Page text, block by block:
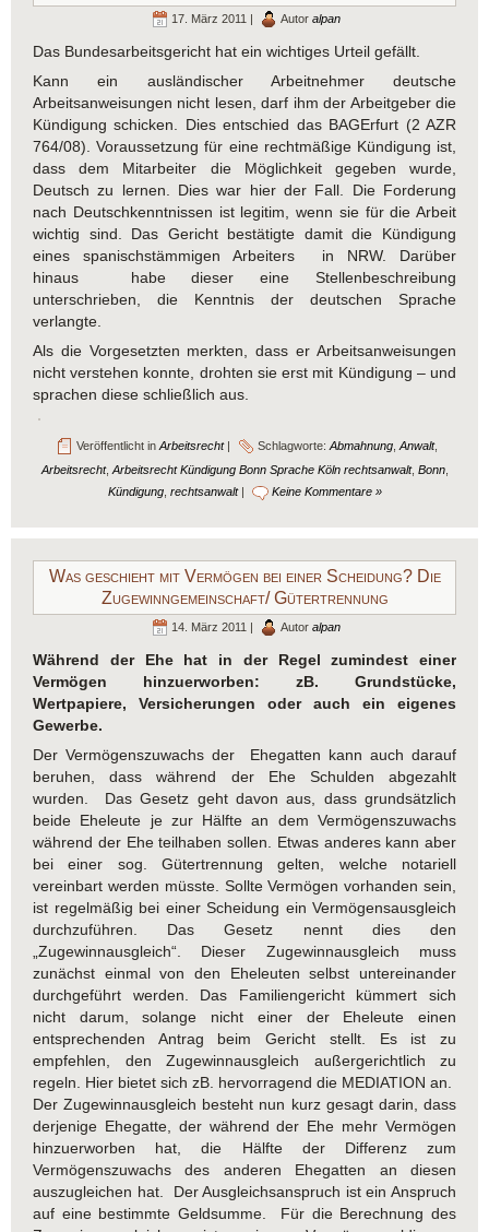
17. März 2011 | Autor alpan
Das Bundesarbeitsgericht hat ein wichtiges Urteil gefällt.
Kann ein ausländischer Arbeitnehmer deutsche
Arbeitsanweisungen nicht lesen, darf ihm der Arbeitgeber die
Kündigung schicken. Dies entschied das BAGErfurt (2 AZR
764/08). Voraussetzung für eine rechtmäßige Kündigung ist,
dass dem Mitarbeiter die Möglichkeit gegeben wurde,
Deutsch zu lernen. Dies war hier der Fall. Die Forderung
nach Deutschkenntnissen ist legitim, wenn sie für die Arbeit
wichtig sind. Das Gericht bestätigte damit die Kündigung
eines spanischstämmigen Arbeiters in NRW. Darüber
hinaus habe dieser eine Stellenbeschreibung
unterschrieben, die Kenntnis der deutschen Sprache
verlangte.
Als die Vorgesetzten merkten, dass er Arbeitsanweisungen
nicht verstehen konnte, drohten sie erst mit Kündigung – und
sprachen diese schließlich aus.
Veröffentlicht in Arbeitsrecht| Schlagworte: Abmahnung, Anwalt,
Arbeitsrecht, Arbeitsrecht Kündigung Bonn Sprache Köln rechtsanwalt, Bonn,
Kündigung, rechtsanwalt| Keine Kommentare »
Was geschieht mit Vermögen bei einer Scheidung? Die
Zugewinngemeinschaft/ Gütertrennung
14. März 2011 | Autor alpan
Während der Ehe hat in der Regel zumindest einer
Vermögen hinzuerworben: zB. Grundstücke,
Wertpapiere, Versicherungen oder auch ein eigenes
Gewerbe.
Der Vermögenszuwachs der Ehegatten kann auch darauf
beruhen, dass während der Ehe Schulden abgezahlt
wurden. Das Gesetz geht davon aus, dass grundsätzlich
beide Eheleute je zur Hälfte an dem Vermögenszuwachs
während der Ehe teilhaben sollen. Etwas anderes kann aber
bei einer sog. Gütertrennung gelten, welche notariell
vereinbart werden müsste. Sollte Vermögen vorhanden sein,
ist regelmäßig bei einer Scheidung ein Vermögensausgleich
durchzuführen. Das Gesetz nennt dies den
„Zugewinnausgleich“. Dieser Zugewinnausgleich muss
zunächst einmal von den Eheleuten selbst untereinander
durchgeführt werden. Das Familiengericht kümmert sich
nicht darum, solange nicht einer der Eheleute einen
entsprechenden Antrag beim Gericht stellt. Es ist zu
empfehlen, den Zugewinnausgleich außergerichtlich zu
regeln. Hier bietet sich zB. hervorragend die MEDIATION an.
Der Zugewinnausgleich besteht nun kurz gesagt darin, dass
derjenige Ehegatte, der während der Ehe mehr Vermögen
hinzuerworben hat, die Hälfte der Differenz zum
Vermögenszuwachs des anderen Ehegatten an diesen
auszugleichen hat. Der Ausgleichsanspruch ist ein Anspruch
auf eine bestimmte Geldsumme. Für die Berechnung des